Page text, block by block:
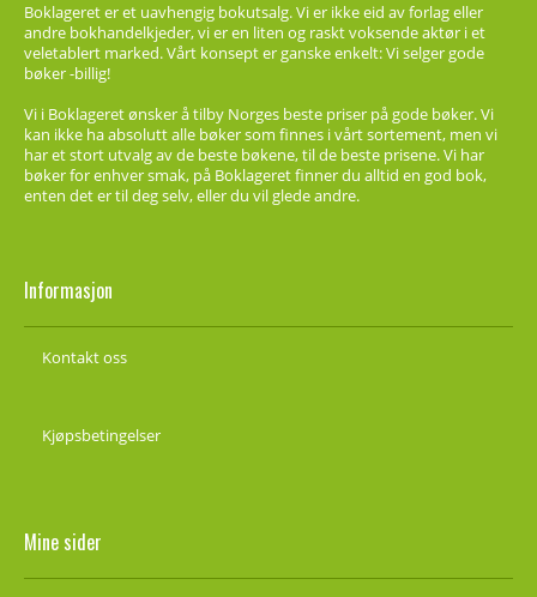
Boklageret er et uavhengig bokutsalg. Vi er ikke eid av forlag eller
andre bokhandelkjeder, vi er en liten og raskt voksende aktør i et
veletablert marked. Vårt konsept er ganske enkelt: Vi selger gode
bøker -billig!
Vi i Boklageret ønsker å tilby Norges beste priser på gode bøker. Vi
kan ikke ha absolutt alle bøker som finnes i vårt sortement, men vi
har et stort utvalg av de beste bøkene, til de beste prisene. Vi har
bøker for enhver smak, på Boklageret finner du alltid en god bok,
enten det er til deg selv, eller du vil glede andre.
Informasjon
Kontakt oss
Kjøpsbetingelser
Mine sider